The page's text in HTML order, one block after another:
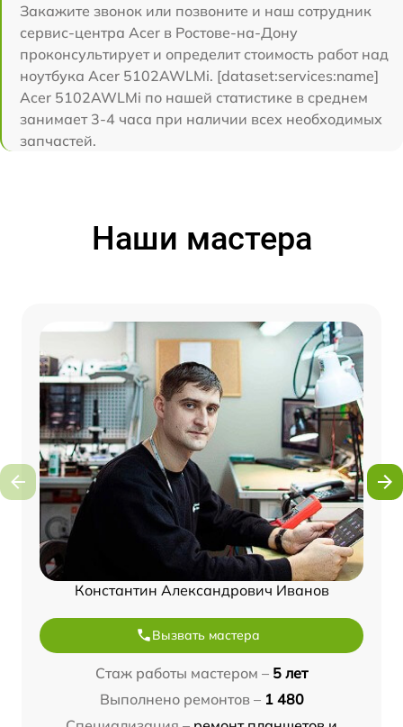
Закажите звонок или позвоните и наш сотрудник
сервис-центра Acer в Ростове-на-Дону
проконсультирует и определит стоимость работ над
ноутбука Acer 5102AWLMi. [dataset:services:name]
Acer 5102AWLMi по нашей статистике в среднем
занимает 3-4 часа при наличии всех необходимых
запчастей.
Наши мастера
Константин Александрович Иванов
Вызвать мастера
Стаж работы мастером – 5 лет
Выполнено ремонтов – 1 480